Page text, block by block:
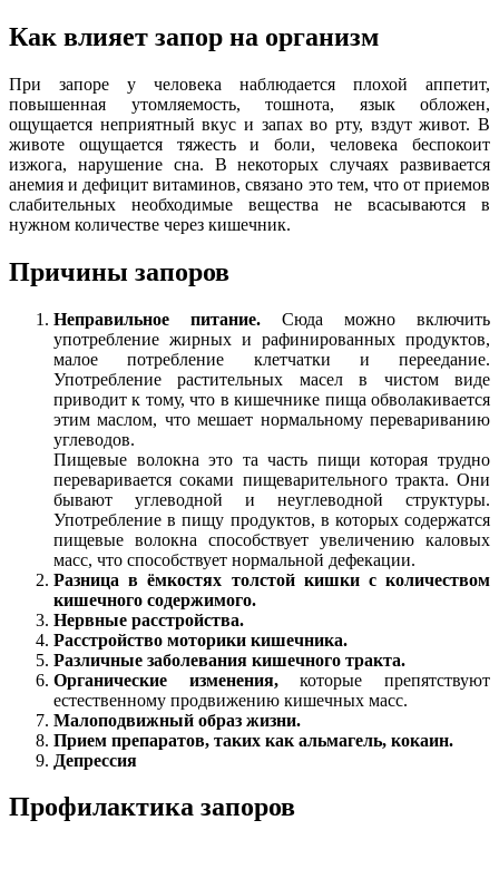
Как влияет запор на организм
При запоре у человека наблюдается плохой аппетит,
повышенная утомляемость, тошнота, язык обложен,
ощущается неприятный вкус и запах во рту, вздут живот. В
животе ощущается тяжесть и боли, человека беспокоит
изжога, нарушение сна. В некоторых случаях развивается
анемия и дефицит витаминов, связано это тем, что от приемов
слабительных необходимые вещества не всасываются в
нужном количестве через кишечник.
Причины запоров
Неправильное питание. Сюда можно включить
употребление жирных и рафинированных продуктов,
малое потребление клетчатки и переедание.
Употребление растительных масел в чистом виде
приводит к тому, что в кишечнике пища обволакивается
этим маслом, что мешает нормальному перевариванию
углеводов.
Пищевые волокна это та часть пищи которая трудно
переваривается соками пищеварительного тракта. Они
бывают углеводной и неуглеводной структуры.
Употребление в пищу продуктов, в которых содержатся
пищевые волокна способствует увеличению каловых
масс, что способствует нормальной дефекации.
Разница в ёмкостях толстой кишки с количеством
кишечного содержимого.
Нервные расстройства.
Расстройство моторики кишечника.
Различные заболевания кишечного тракта.
Органические изменения,которые препятствуют
естественному продвижению кишечных масс.
Малоподвижный образ жизни.
Прием препаратов, таких как альмагель, кокаин.
Депрессия
Профилактика запоров